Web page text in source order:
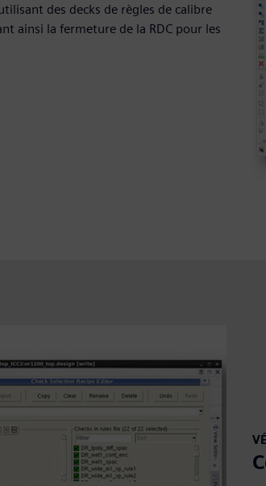
des decks de règles de calibre
ainsi la fermeture de la RDC pour les